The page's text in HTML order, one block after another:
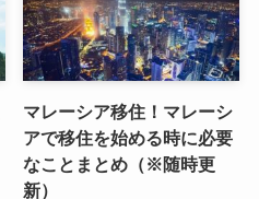
マレーシア移住！マレーシ
アで移住を始める時に必要
なことまとめ（※随時更
新）